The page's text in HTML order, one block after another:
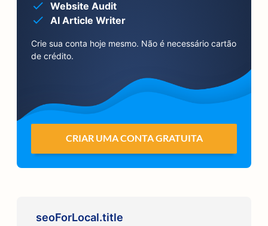
Website Audit
AI Article Writer
Crie sua conta hoje mesmo. Não é necessário cartão
de crédito.
CRIAR UMA CONTA GRATUITA
seoForLocal.title